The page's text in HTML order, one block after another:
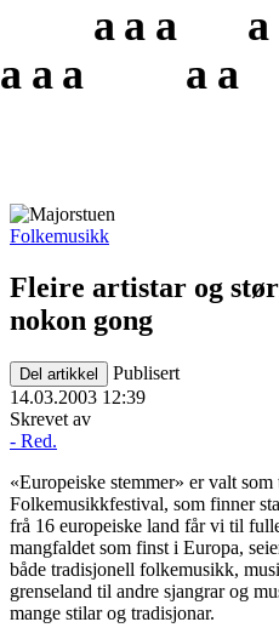
a
a
a
a
Folkemusikk
Fleire artistar og
nokon gong
Del artikkel
Publisert
14.03.2003 12:39
Skrevet av
- Red.
«Europeiske stemmer» er valt
Folkemusikkfestival, som finner
frå 16 europeiske land får vi til
mangfaldet som finst i Europa,
både tradisjonell folkemusikk,
grenseland til andre sjangrar og
mange stilar og tradisjonar.